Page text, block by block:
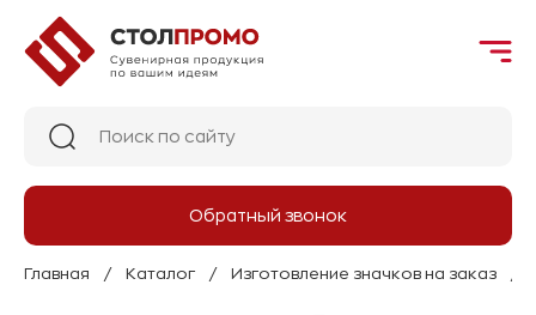
Обратный звонок
Главная Каталог Изготовление значков на заказ